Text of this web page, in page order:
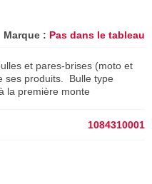
Marque : Pas dans le tableau
et pares-brises (moto et
ses produits. Bulle type
la première monte
1084310001